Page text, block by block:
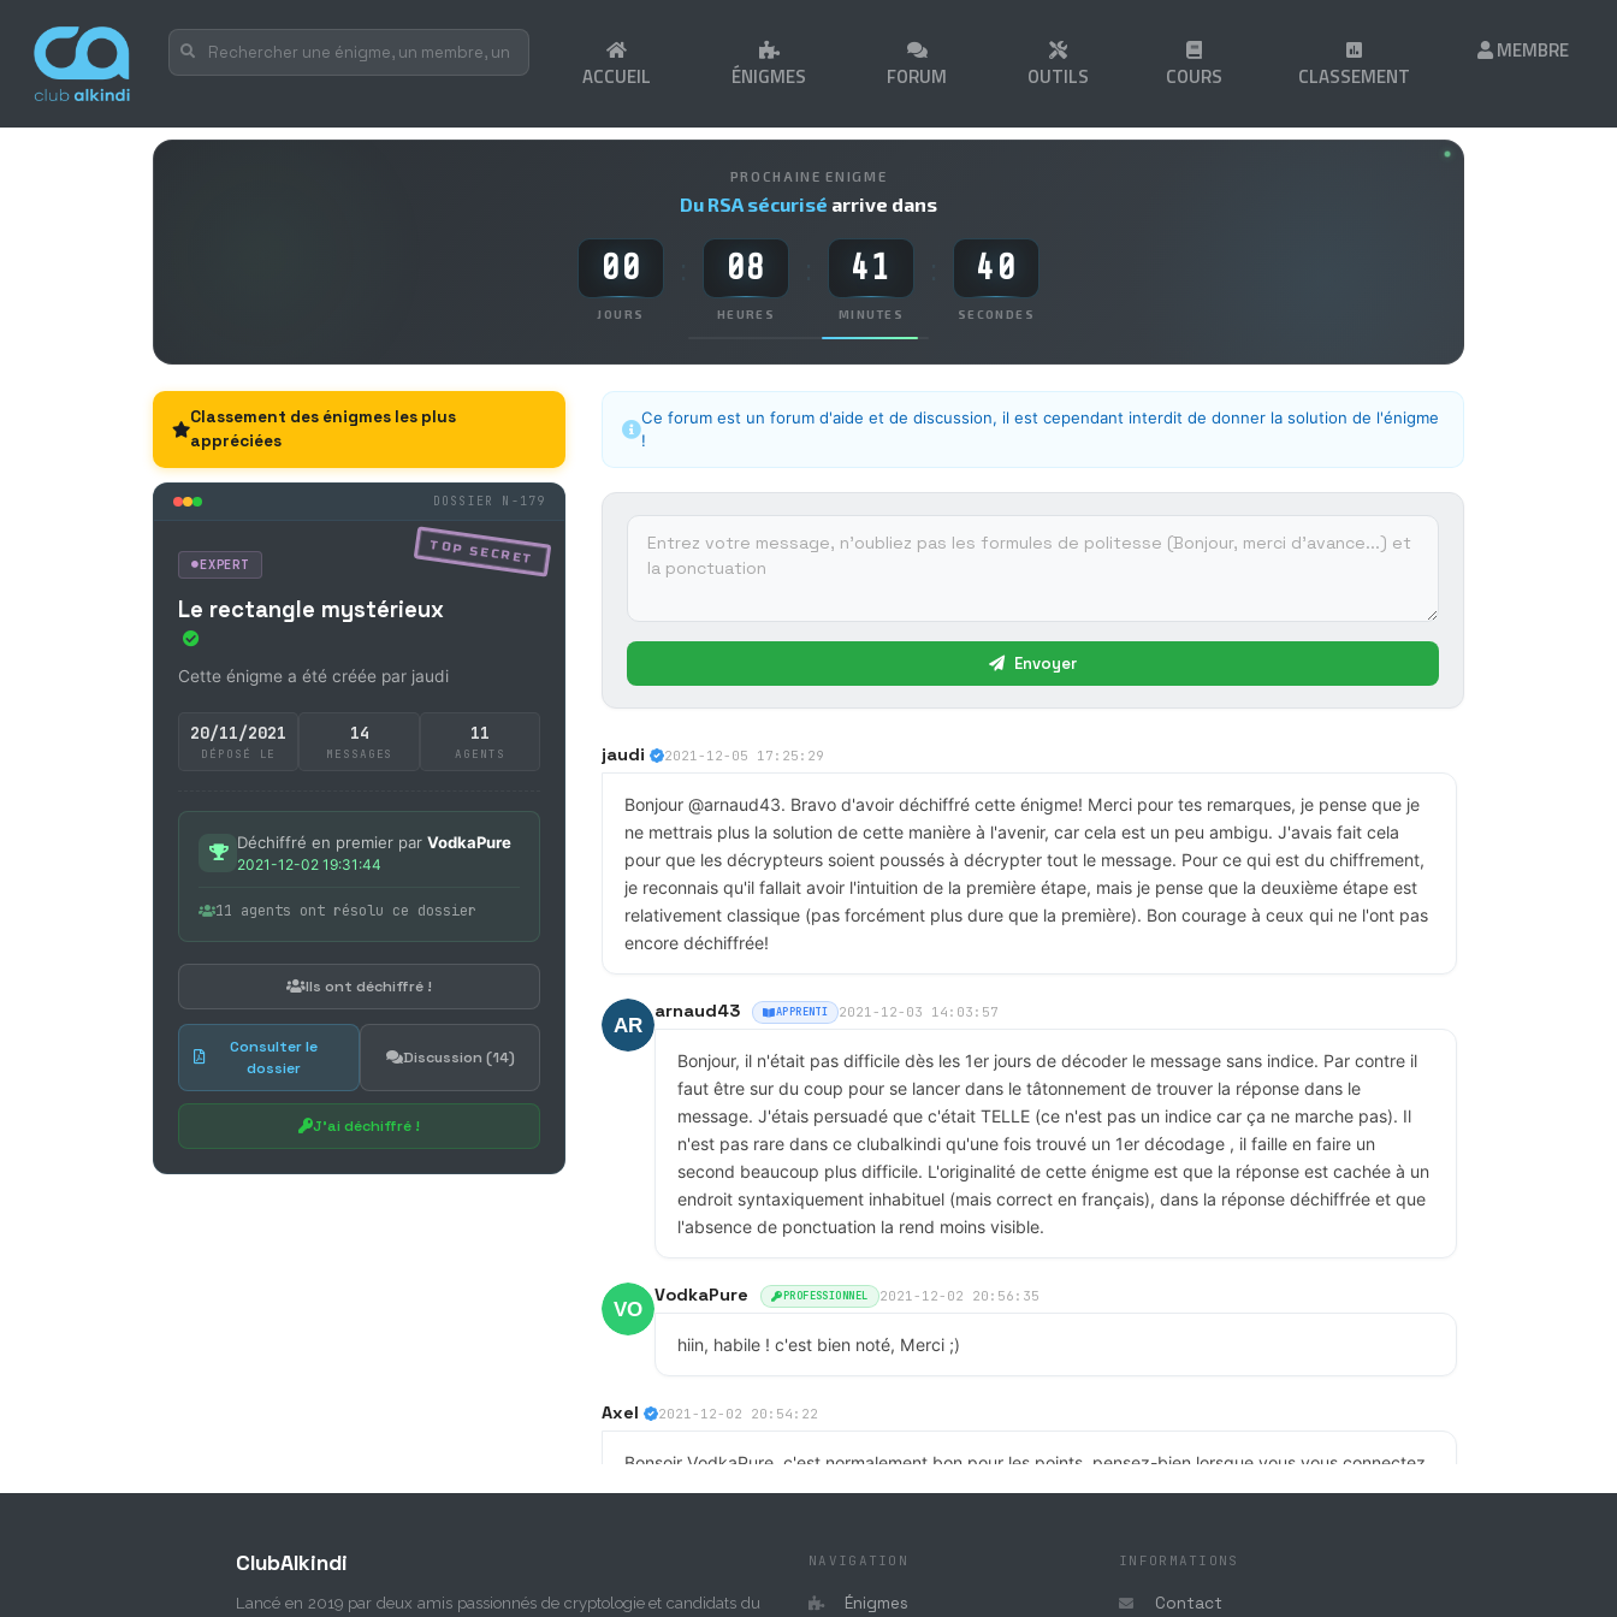
ACCUEIL ÉNIGMES FORUM OUTILS COURS CLASSEMENT
MEMBRE
PROCHAINE ENIGME
Du RSA sécurisé arrive dans
00
JOURS
08
HEURES
41
MINUTES
40
SECONDES
Classement des énigmes les plus
appréciées
DOSSIER N-179
TOP SECRET
EXPERT
Le rectangle mystérieux
Cette énigme a été créée par jaudi
20/11/2021
DÉPOSÉ LE
14
MESSAGES
11
AGENTS
Déchiffré en premier par VodkaPure
2021-12-02 19:31:44
11 agents ont résolu ce dossier
Ils ont déchiffré !
Consulter le
dossier
Discussion (14)
J'ai déchiffré !
Ce forum est un forum d'aide et de discussion, il est cependant interdit de donner la solution de l'énigme
!
Envoyer
jaudi 2021-12-05 17:25:29
Bonjour @arnaud43. Bravo d'avoir déchiffré cette énigme! Merci pour tes remarques, je pense que je
ne mettrais plus la solution de cette manière à l'avenir, car cela est un peu ambigu. J'avais fait cela
pour que les décrypteurs soient poussés à décrypter tout le message. Pour ce qui est du chiffrement,
je reconnais qu'il fallait avoir l'intuition de la première étape, mais je pense que la deuxième étape est
relativement classique (pas forcément plus dure que la première). Bon courage à ceux qui ne l'ont pas
encore déchiffrée!
arnaud43 APPRENTI 2021-12-03 14:03:57
Bonjour, il n'était pas difficile dès les 1er jours de décoder le message sans indice. Par contre il
faut être sur du coup pour se lancer dans le tâtonnement de trouver la réponse dans le
message. J'étais persuadé que c'était TELLE (ce n'est pas un indice car ça ne marche pas). Il
n'est pas rare dans ce clubalkindi qu'une fois trouvé un 1er décodage , il faille en faire un
second beaucoup plus difficile. L'originalité de cette énigme est que la réponse est cachée à un
endroit syntaxiquement inhabituel (mais correct en français), dans la réponse déchiffrée et que
l'absence de ponctuation la rend moins visible.
VodkaPure PROFESSIONNEL 2021-12-02 20:56:35
hiin, habile ! c'est bien noté, Merci ;)
Axel 2021-12-02 20:54:22
Bonsoir VodkaPure, c'est normalement bon pour les points, pensez-bien lorsque vous vous connectez
à vous connectez en tant que "VodkaPure" en pensant bien à mettre la deuxième majuscule à "Pure",
ClubAlkindi
Lancé en 2019 par deux amis passionnés de cryptologie et candidats du
NAVIGATION
Énigmes
INFORMATIONS
Contact